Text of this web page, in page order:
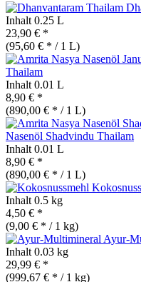
Inhalt 0.25 L
23,90 € *
(95,60 € * / 1 L)
Thailam
Inhalt 0.01 L
8,90 € *
(890,00 € * / 1 L)
Nasenöl Shadvindu Thailam
Inhalt 0.01 L
8,90 € *
(890,00 € * / 1 L)
Inhalt 0.5 kg
4,50 € *
(9,00 € * / 1 kg)
Ayur-
Inhalt 0.03 kg
29,99 € *
(999,67 € * / 1 kg)